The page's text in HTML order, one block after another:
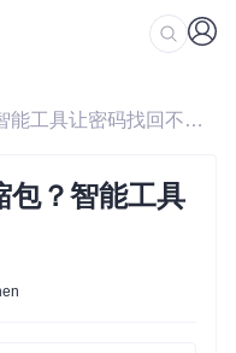
/ 如何3步解锁加密压缩包？智能工具让密码找回不再难
包？智能工具